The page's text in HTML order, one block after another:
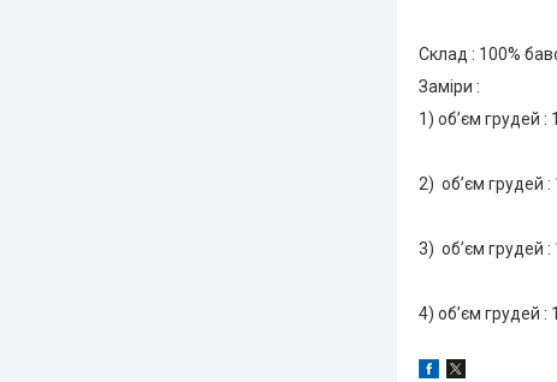
Склад : 100%
Заміри :
1) об’єм грудей
2) об’єм грудей
3) об’єм грудей
4) обʼєм грудей :